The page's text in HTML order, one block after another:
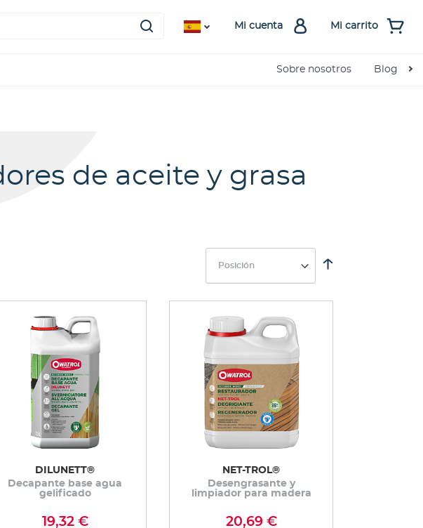
Mi cuenta Mi carrito
Sobre nosotros Blog
de aceite y grasa
Fijar
DILUNETT®
Decapante base agua
gelificado
19,32 €
NET-TROL®
Desengrasante y
limpiador para madera
20,69 €